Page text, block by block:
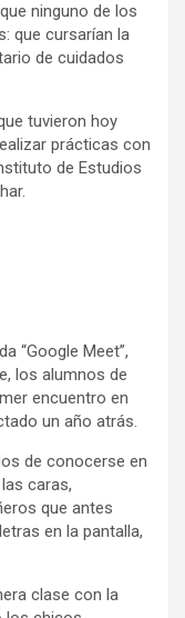
ninguno de los
que cursarían la
de cuidados
tuvieron hoy
prácticas con
de Estudios
“Google Meet”,
los alumnos de
encuentro en
un año atrás.
de conocerse en
caras,
que antes
en la pantalla,
clase con la